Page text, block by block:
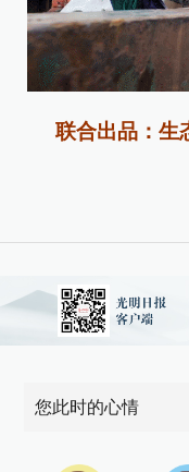
联合出品：生
您此时的心情